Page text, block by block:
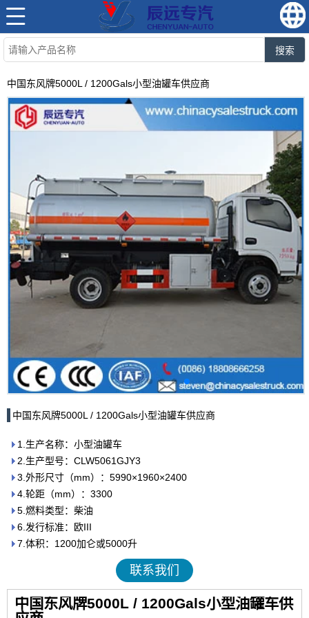
搜索
中国东风牌5000L / 1200Gals小型油罐车供应商
中国东风牌5000L / 1200Gals小型油罐车供应商
1.生产名称：小型油罐车
2.生产型号：CLW5061GJY3
3.外形尺寸（mm）：5990×1960×2400
4.轮距（mm）：3300
5.燃料类型：柴油
6.发行标准：欧III
7.体积：1200加仑或5000升
联系我们
中国东风牌5000L / 1200Gals小型油罐车供